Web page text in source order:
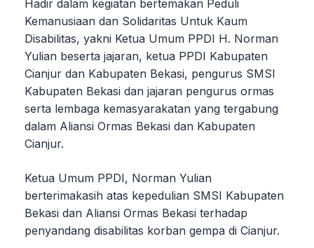
Hadir dalam kegiatan bertemakan Peduli
Kemanusiaan dan Solidaritas Untuk Kaum
Disabilitas, yakni Ketua Umum PPDI H. Norman
Yulian beserta jajaran, ketua PPDI Kabupaten
Cianjur dan Kabupaten Bekasi, pengurus SMSI
Kabupaten Bekasi dan jajaran pengurus ormas
serta lembaga kemasyarakatan yang tergabung
dalam Aliansi Ormas Bekasi dan Kabupaten
Cianjur.
Ketua Umum PPDI, Norman Yulian
berterimakasih atas kepedulian SMSI Kabupaten
Bekasi dan Aliansi Ormas Bekasi terhadap
penyandang disabilitas korban gempa di Cianjur.